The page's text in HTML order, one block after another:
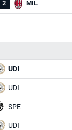
2 MIL
UDI
UDI
SPE
UDI